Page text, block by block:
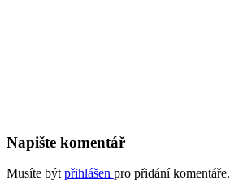
Napište komentář
Musíte být přihlášen pro přidání komentáře.